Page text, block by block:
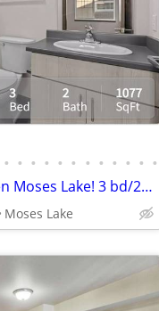
• • • • • • • • • • • •
¡La felicidad te espera en Moses Lake! 3 bd/2ba/1077sqft
Moses Lake